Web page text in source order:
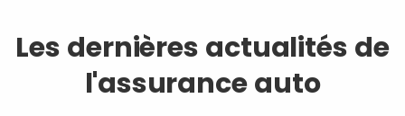
Les dernières actualités de
l'assurance auto